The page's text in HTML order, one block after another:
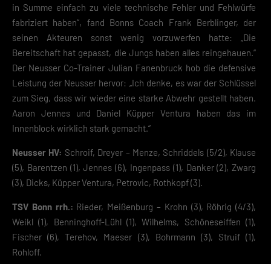
in Summe einfach zu viele technische Fehler und Fehlwürfe
fabriziert haben“, fand Bonns Coach Frank Berblinger, der
seinen Akteuren sonst wenig vorzuwerfen hatte: „Die
Bereitschaft hat gepasst, die Jungs haben alles reingehauen.“
Der Neusser Co-Trainer Julian Fanenbruck hob die defensive
Leistung der Neusser hervor: „Ich denke, es war der Schlüssel
zum Sieg, dass wir wieder eine starke Abwehr gestellt haben.
Aaron Jennes und Daniel Küpper Ventura haben das im
Innenblock wirklich stark gemacht.“
Neusser HV: Schroif, Dreyer – Menze, Schriddels (5/2), Klause
(5), Barentzen (1), Jennes (6), Ingenpass (1), Danker (2), Zwarg
(3), Dicks, Küpper Ventura, Petrovic, Rothkopf (3).
TSV Bonn rrh.: Rieder, Meißenburg – Krohn (3), Röhrig (4/3),
Weikl (1), Benninghoff-Lühl (1), Wilhelms, Schöneseiffen (1),
Fischer (6), Terehov, Maeser (3), Bohrmann (3), Struif (1),
Rohloff.